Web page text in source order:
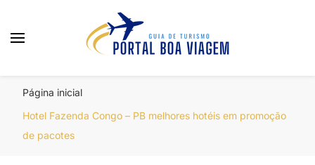
Página inicial
Hotel Fazenda Congo – PB melhores hotéis em promoção
de pacotes